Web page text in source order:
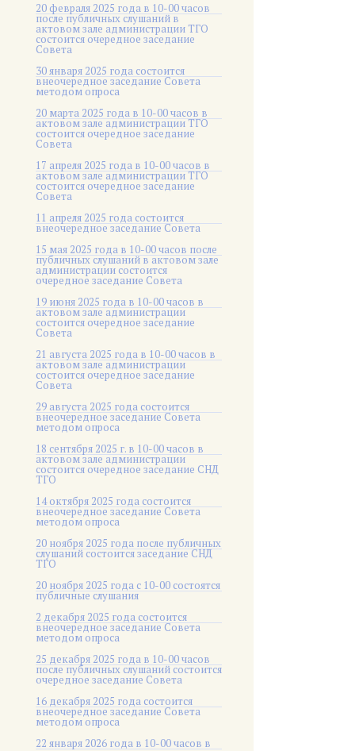
20 февраля 2025 года в 10-00 часов
после публичных слушаний в
актовом зале администрации ТГО
состоится очередное заседание
Совета
30 января 2025 года состоится
внеочередное заседание Совета
методом опроса
20 марта 2025 года в 10-00 часов в
актовом зале администрации ТГО
состоится очередное заседание
Совета
17 апреля 2025 года в 10-00 часов в
актовом зале администрации ТГО
состоится очередное заседание
Совета
11 апреля 2025 года состоится
внеочередное заседание Совета
15 мая 2025 года в 10-00 часов после
публичных слушаний в актовом зале
администрации состоится
очередное заседание Совета
19 июня 2025 года в 10-00 часов в
актовом зале администрации
состоится очередное заседание
Совета
21 августа 2025 года в 10-00 часов в
актовом зале администрации
состоится очередное заседание
Совета
29 августа 2025 года состоится
внеочередное заседание Совета
методом опроса
18 сентября 2025 г. в 10-00 часов в
актовом зале администрации
состоится очередное заседание СНД
ТГО
14 октября 2025 года состоится
внеочередное заседание Совета
методом опроса
20 ноября 2025 года после публичных
слушаний состоится заседание СНД
ТГО
20 ноября 2025 года c 10-00 состоятся
публичные слушания
2 декабря 2025 года состоится
внеочередное заседание Совета
методом опроса
25 декабря 2025 года в 10-00 часов
после публичных слушаний состоится
очередное заседание Совета
16 декабря 2025 года состоится
внеочередное заседание Совета
методом опроса
22 января 2026 года в 10-00 часов в